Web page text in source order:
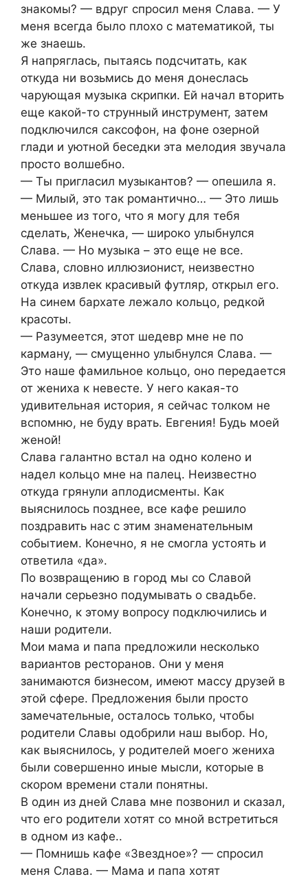
знакомы? — вдруг спросил меня Слава. — У
меня всегда было плохо с математикой, ты
же знаешь.
Я напряглась, пытаясь подсчитать, как
откуда ни возьмись до меня донеслась
чарующая музыка скрипки. Ей начал вторить
еще какой-то струнный инструмент, затем
подключился саксофон, на фоне озерной
глади и уютной беседки эта мелодия звучала
просто волшебно.
— Ты пригласил музыкантов? — опешила я.
— Милый, это так романтично… — Это лишь
меньшее из того, что я могу для тебя
сделать, Женечка, — широко улыбнулся
Слава. — Но музыка – это еще не все.
Слава, словно иллюзионист, неизвестно
откуда извлек красивый футляр, открыл его.
На синем бархате лежало кольцо, редкой
красоты.
— Разумеется, этот шедевр мне не по
карману, — смущенно улыбнулся Слава. —
Это наше фамильное кольцо, оно передается
от жениха к невесте. У него какая-то
удивительная история, я сейчас толком не
вспомню, не буду врать. Евгения! Будь моей
женой!
Слава галантно встал на одно колено и
надел кольцо мне на палец. Неизвестно
откуда грянули аплодисменты. Как
выяснилось позднее, все кафе решило
поздравить нас с этим знаменательным
событием. Конечно, я не смогла устоять и
ответила «да».
По возвращению в город мы со Славой
начали серьезно подумывать о свадьбе.
Конечно, к этому вопросу подключились и
наши родители.
Мои мама и папа предложили несколько
вариантов ресторанов. Они у меня
занимаются бизнесом, имеют массу друзей в
этой сфере. Предложения были просто
замечательные, осталось только, чтобы
родители Славы одобрили наш выбор. Но,
как выяснилось, у родителей моего жениха
были совершенно иные мысли, которые в
скором времени стали понятны.
В один из дней Слава мне позвонил и сказал,
что его родители хотят со мной встретиться
в одном из кафе..
— Помнишь кафе «Звездное»? — спросил
меня Слава. — Мама и папа хотят